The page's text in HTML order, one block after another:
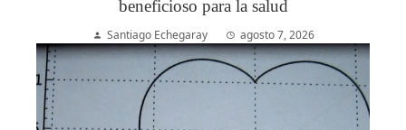
beneficioso para la salud
Santiago Echegaray agosto 7, 2026